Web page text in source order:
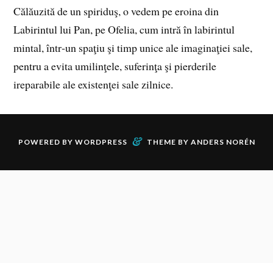
Călăuzită de un spiriduş, o vedem pe eroina din
Labirintul lui Pan, pe Ofelia, cum intră în labirintul
mintal, într‑un spaţiu şi timp unice ale imaginaţiei sale,
pentru a evita umilinţele, suferinţa şi pierderile
ireparabile ale existenţei sale zilnice.
POWERED BY WORDPRESS & THEME BY ANDERS NORÉN